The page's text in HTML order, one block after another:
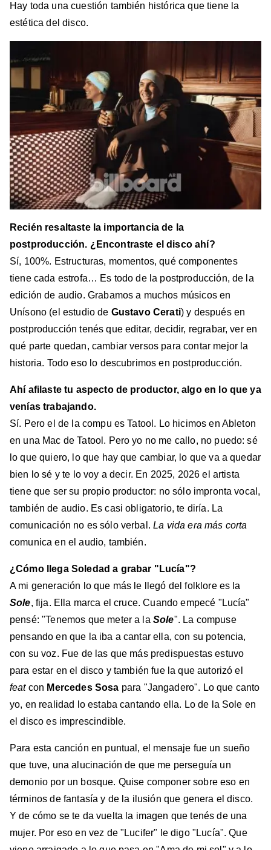
Hay toda una cuestión también histórica que tiene la
estética del disco.
Recién resaltaste la importancia de la
postproducción. ¿Encontraste el disco ahí?
Sí, 100%. Estructuras, momentos, qué componentes
tiene cada estrofa… Es todo de la postproducción, de la
edición de audio. Grabamos a muchos músicos en
Unísono (el estudio de Gustavo Cerati) y después en
postproducción tenés que editar, decidir, regrabar, ver en
qué parte quedan, cambiar versos para contar mejor la
historia. Todo eso lo descubrimos en postproducción.
Ahí afilaste tu aspecto de productor, algo en lo que ya
venías trabajando.
Sí. Pero el de la compu es Tatool. Lo hicimos en Ableton
en una Mac de Tatool. Pero yo no me callo, no puedo: sé
lo que quiero, lo que hay que cambiar, lo que va a quedar
bien lo sé y te lo voy a decir. En 2025, 2026 el artista
tiene que ser su propio productor: no sólo impronta vocal,
también de audio. Es casi obligatorio, te diría. La
comunicación no es sólo verbal.La vida era más corta
comunica en el audio, también.
¿Cómo llega Soledad a grabar "Lucía"?
A mi generación lo que más le llegó del folklore es la
Sole, fija. Ella marca el cruce. Cuando empecé "Lucía"
pensé: "Tenemos que meter a la Sole". La compuse
pensando en que la iba a cantar ella, con su potencia,
con su voz. Fue de las que más predispuestas estuvo
para estar en el disco y también fue la que autorizó el
feat con Mercedes Sosa para "Jangadero". Lo que canto
yo, en realidad lo estaba cantando ella. Lo de la Sole en
el disco es imprescindible.
Para esta canción en puntual, el mensaje fue un sueño
que tuve, una alucinación de que me perseguía un
demonio por un bosque. Quise componer sobre eso en
términos de fantasía y de la ilusión que genera el disco.
Y de cómo se te da vuelta la imagen que tenés de una
mujer. Por eso en vez de "Lucifer" le digo "Lucía". Que